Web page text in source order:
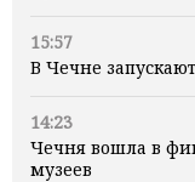
15:57
В Чечне
14:23
Чечня вошла в
музеев